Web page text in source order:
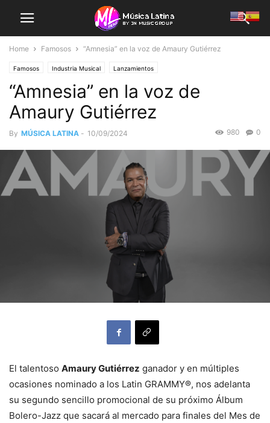
Home Famosos “Amnesia” en la voz de Amaury Gutiérrez
Famosos Industria Musical Lanzamientos
“Amnesia” en la voz de
Amaury Gutiérrez
By MÚSICA LATINA - 10/09/2024 0
980
El talentoso Amaury Gutiérrez ganador y en múltiples
ocasiones nominado a los Latin GRAMMY®, nos adelanta
su segundo sencillo promocional de su próximo Álbum
Bolero-Jazz que sacará al mercado para finales del Mes de